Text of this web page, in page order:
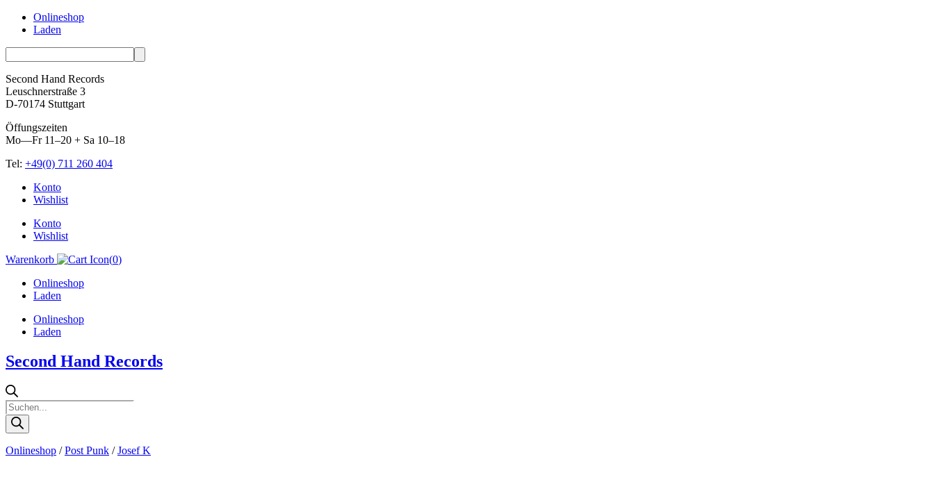
Onlineshop
Laden
Second Hand Records
Leuschnerstraße 3
D-70174 Stuttgart
Öffungszeiten
Mo—Fr 11–20 + Sa 10–18
Tel: +49(0) 711 260 404
Skip
Konto
Wishlist
Konto
Wishlist
Warenkorb
(0)
Onlineshop
Laden
Onlineshop
Laden
Second Hand Records
Products
search
Onlineshop /Post Punk /Josef K